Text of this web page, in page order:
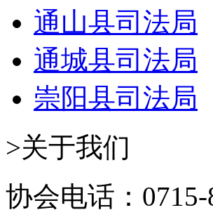
通山县司法局
通城县司法局
崇阳县司法局
>关于我们
协会电话：0715-